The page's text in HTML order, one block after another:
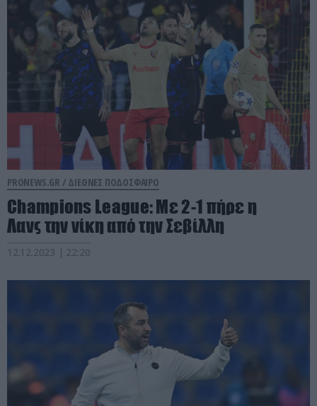
PRONEWS.GR / ΔΙΕΘΝΕΣ ΠΟΔΟΣΦΑΙΡΟ
Champions League: Με 2-1 πήρε η
Λανς την νίκη από την Σεβίλλη
12.12.2023 | 22:20